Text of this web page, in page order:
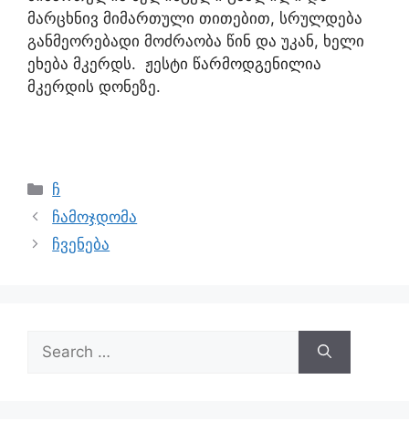
მარცხნივ მიმართული თითებით, სრულდება
განმეორებადი მოძრაობა წინ და უკან, ხელი
ეხება მკერდს. ჟესტი წარმოდგენილია
მკერდის დონეზე.
ჩ
ჩამოჯდომა
ჩვენება